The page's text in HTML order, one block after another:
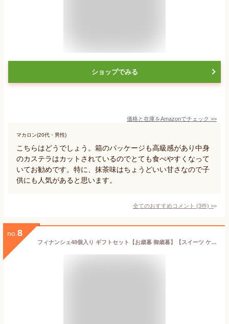
ショップでみる
価格と在庫をAmazonでチェック >>
マカロン(20代・男性)
こちらはどうでしょう。箱のパッケージも高級感があり中身
のカステラはカットされているのでとても食べやすくなって
いてお勧めです。特に、抹茶味はちょうどいい甘さなので子
供にも人気があると思います。
全てのおすすめコメント (3件) >
no. 8
フィナンシェ48個入り ギフトセット【お歳暮 御歳暮】【スイーツ ケーキ プレゼント お菓子 ギフト 洋菓子 早割 スィーツ】 【焼菓子 洋菓子 お菓子】【個包装 プレゼント】